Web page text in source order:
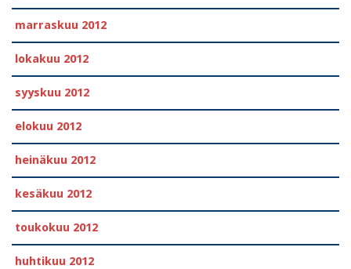
marraskuu 2012
lokakuu 2012
syyskuu 2012
elokuu 2012
heinäkuu 2012
kesäkuu 2012
toukokuu 2012
huhtikuu 2012